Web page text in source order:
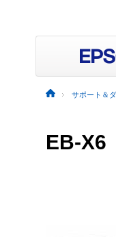
サポート＆
EB-X6